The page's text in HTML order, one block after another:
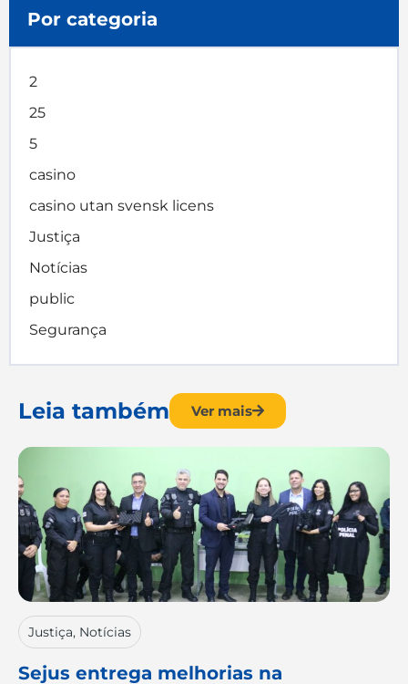
Por categoria
2
25
5
casino
casino utan svensk licens
Justiça
Notícias
public
Segurança
Leia também Ver mais
Justiça, Notícias
Sejus entrega melhorias na